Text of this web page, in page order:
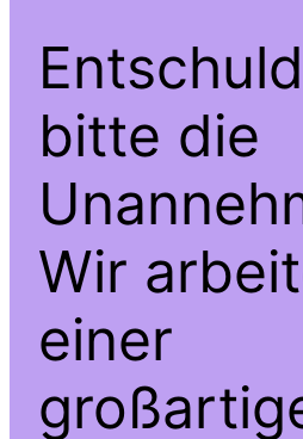
bitte die
Wir
einer